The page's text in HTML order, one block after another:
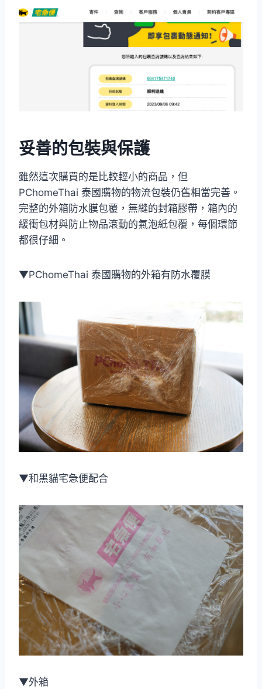
妥善的包裝與保護
雖然這次購買的是比較輕小的商品，但
PChomeThai 泰國購物的物流包裝仍舊相當完善。
完整的外箱防水膜包覆，無縫的封箱膠帶，箱內的
緩衝包材與防止物品滾動的氣泡紙包覆，每個環節
都很仔細。
▼PChomeThai 泰國購物的外箱有防水覆膜
▼和黑貓宅急便配合
▼外箱